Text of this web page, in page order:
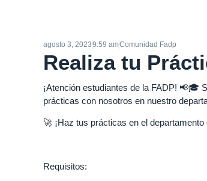
agosto 3, 20239:59 amComunidad Fadp
Realiza tu
¡Atención estudiantes de la FADP! 📢🎓
prácticas con nosotros en nuestro
🚀 ¡Haz tus prácticas en el
Requisitos: